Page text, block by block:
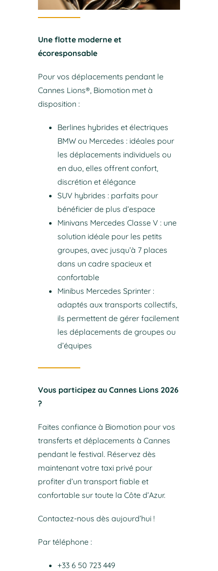
Une flotte moderne et
écoresponsable
Pour vos déplacements pendant le
Cannes Lions®, Biomotion met à
disposition :
Berlines hybrides et électriques
BMW ou Mercedes : idéales pour
les déplacements individuels ou
en duo, elles offrent confort,
discrétion et élégance
SUV hybrides : parfaits pour
bénéficier de plus d’espace
Minivans Mercedes Classe V : une
solution idéale pour les petits
groupes, avec jusqu’à 7 places
dans un cadre spacieux et
confortable
Minibus Mercedes Sprinter :
adaptés aux transports collectifs,
ils permettent de gérer facilement
les déplacements de groupes ou
d’équipes
Vous participez au Cannes Lions 2026
?
Faites confiance à Biomotion pour vos
transferts et déplacements à Cannes
pendant le festival. Réservez dès
maintenant votre taxi privé pour
profiter d’un transport fiable et
confortable sur toute la Côte d’Azur.
Contactez-nous dès aujourd’hui !
Par téléphone :
+33 6 50 723 449